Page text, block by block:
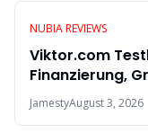
NUBIA REVIEWS
Viktor.com
Finanzierung,
& FAQs
JamestyAugust 3, 2026